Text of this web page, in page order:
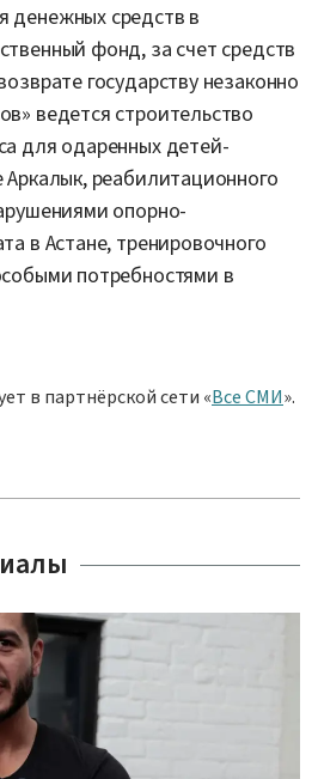
денежных средств в
фонд, за счет средств
государству незаконно
ведется строительство
для одаренных детей-
Аркалык, реабилитационного
опорно-
в Астане, тренировочного
потребностями в
в партнёрской сети «Все СМИ».